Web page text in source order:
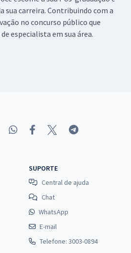
sua carreira. Contribuindo com a
no concurso público que
especialista em sua área.
SUPORTE
Central de ajuda
Chat
WhatsApp
E-mail
Telefone: 3003-0894